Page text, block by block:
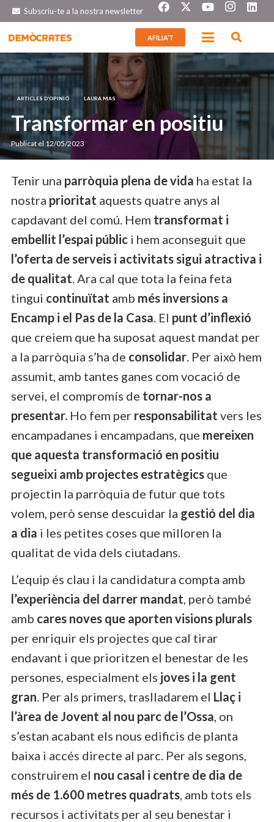
Subscriu-te a la nostra newsletter
AFILIA’T
ARTICLES D’OPINIÓ LAURA MAS
Transformar en positiu
Publicat el 12/05/2023
Tenir una parròquia plena de vida ha estat la
nostra prioritat aquests quatre anys al
capdavant del comú. Hem transformat i
embellit l’espai públic i hem aconseguit que
l’oferta de serveis i activitats sigui atractiva i
de qualitat. Ara cal que tota la feina feta
tingui continuïtat amb més inversions a
Encamp i el Pas de la Casa. El punt d’inflexió
que creiem que ha suposat aquest mandat per
a la parròquia s’ha de consolidar. Per això hem
assumit, amb tantes ganes com vocació de
servei, el compromís de tornar-nos a
presentar. Ho fem per responsabilitat vers les
encampadanes i encampadans, que mereixen
que aquesta transformació en positiu
segueixi amb projectes estratègics que
projectin la parròquia de futur que tots
volem, però sense descuidar la gestió del dia
a dia i les petites coses que milloren la
qualitat de vida dels ciutadans.
L’equip és clau i la candidatura compta amb
l’experiència del darrer mandat, però també
amb cares noves que aporten visions plurals
per enriquir els projectes que cal tirar
endavant i que prioritzen el benestar de les
persones, especialment els joves i la gent
gran. Per als primers, traslladarem el Llaç i
l’àrea de Jovent al nou parc de l’Ossa, on
s’estan acabant els nous edificis de planta
baixa i accés directe al parc. Per als segons,
construirem el nou casal i centre de dia de
més de 1.600 metres quadrats, amb tots els
recursos i activitats per al seu benestar i